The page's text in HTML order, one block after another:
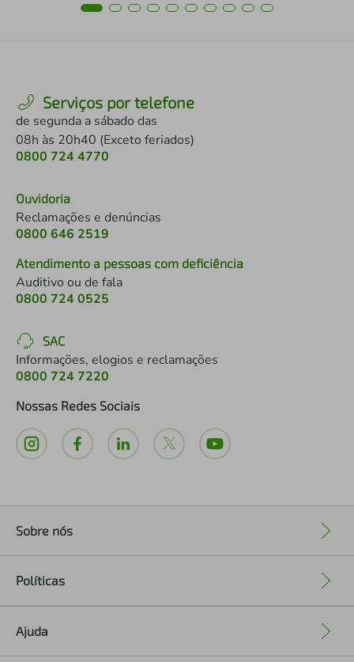
Serviços por telefone
de segunda a sábado das
08h às 20h40 (Exceto feriados)
0800 724 4770
Ouvidoria
Reclamações e denúncias
0800 646 2519
Atendimento a pessoas com deficiência
Auditivo ou de fala
0800 724 0525
SAC
Informações, elogios e reclamações
0800 724 7220
Nossas Redes Sociais
Sobre nós
Políticas
Ajuda